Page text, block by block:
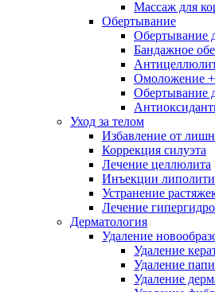
Массаж для
Обертывание
Обертывание
Бандажное
Омоложение +
Обертывание
Уход за телом
Избавление от
Коррекция силуэта
Лечение целлюлита
Инъекции
Устранение
Лечение
Дерматология
Удаление
Удаление
Удаление
Удаление